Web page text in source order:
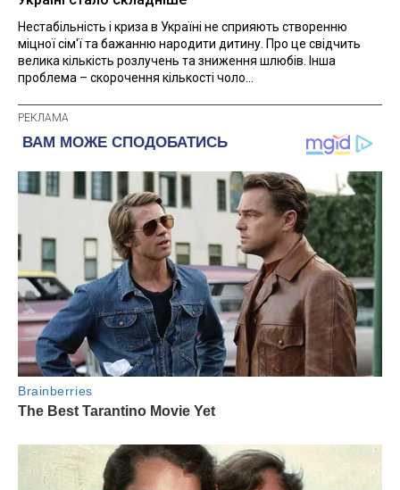
Нестабільність і криза в Україні не сприяють створенню
міцної сім'ї та бажанню народити дитину. Про це свідчить
велика кількість розлучень та зниження шлюбів. Інша
проблема – скорочення кількості чоло...